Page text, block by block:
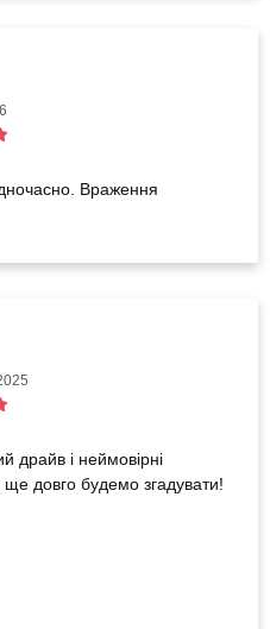
Враження
драйв і неймовірні
довго будемо згадувати!